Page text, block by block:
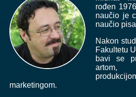
rođen
naučio je
naučio
Nakon
Fakultetu
bavi se
artom,
marketingom.